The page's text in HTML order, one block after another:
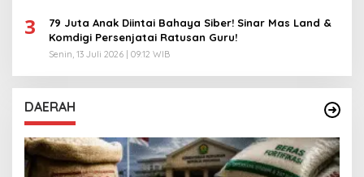
3
79 Juta Anak Diintai Bahaya Siber! Sinar Mas Land &
Komdigi Persenjatai Ratusan Guru!
Senin, 13 Juli 2026 | 09:12 WIB
DAERAH